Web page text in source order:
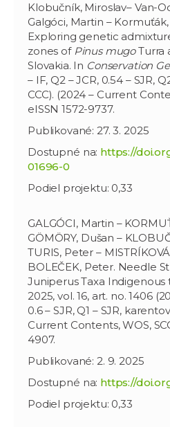
Klobučník, Miroslav– Van-
Galgóci, Martin –
Exploring genetic
zones of Pinus mugoTurra
Slovakia. In Conservation
– IF, Q2 – JCR, 0.54 – SJR,
CCC). (2024 – Current
eISSN 1572-9737.
Publikované: 27. 3.
Dostupné na: https://
01696-0
Podiel projektu: 0,33
GALGÓCI, Martin –
GÖMÖRY, Dušan –
TURIS, Peter –
BOLEČEK, Peter. Needle
Juniperus Taxa Indigenous
2025, vol. 16, art. no. 1406
0.6 – SJR, Q1 – SJR,
Current Contents, WOS,
4907.
Publikované: 2. 9. 2025
Dostupné na: https://
Podiel projektu: 0,33